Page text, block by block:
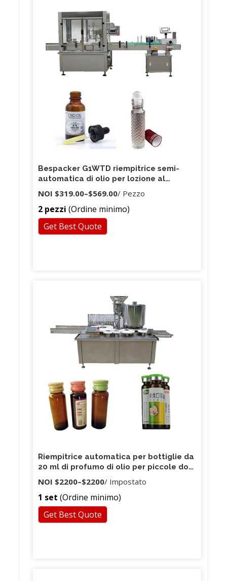
Bespacker G1WTD riempitrice semi-
automatica di olio per lozione al
profumo di succo di vino
NOI $319.00–$569.00/ Pezzo
2 pezzi (Ordine minimo)
Get Best Quote
Riempitrice automatica per bottiglie da
20 ml di profumo di olio per piccole dosi
4 ugelli
NOI $2200–$2200/ Impostato
1 set (Ordine minimo)
Get Best Quote